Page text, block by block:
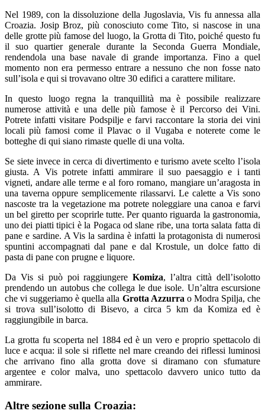
Nel 1989, con la dissoluzione della Jugoslavia, Vis fu annessa alla
Croazia. Josip Broz, più conosciuto come Tito, si nascose in una
delle grotte più famose del luogo, la Grotta di Tito, poiché questo fu
il suo quartier generale durante la Seconda Guerra Mondiale,
rendendola una base navale di grande importanza. Fino a quel
momento non era permesso entrare a nessuno che non fosse nato
sull’isola e qui si trovavano oltre 30 edifici a carattere militare.
In questo luogo regna la tranquillità ma è possibile realizzare
numerose attività e una delle più famose è il Percorso dei Vini.
Potrete infatti visitare Podspilje e farvi raccontare la storia dei vini
locali più famosi come il Plavac o il Vugaba e noterete come le
botteghe di qui siano rimaste quelle di una volta.
Se siete invece in cerca di divertimento e turismo avete scelto l’isola
giusta. A Vis potrete infatti ammirare il suo paesaggio e i tanti
vigneti, andare alle terme e al foro romano, mangiare un’aragosta in
una taverna oppure semplicemente rilassarvi. Le calette a Vis sono
nascoste tra la vegetazione ma potrete noleggiare una canoa e farvi
un bel giretto per scoprirle tutte. Per quanto riguarda la gastronomia,
uno dei piatti tipici è la Pogaca od slane ribe, una torta salata fatta di
pane e sardine. A Vis la sardina è infatti la protagonista di numerosi
spuntini accompagnati dal pane e dal Krostule, un dolce fatto di
pasta di pane con prugne e liquore.
Da Vis si può poi raggiungereKomiza, l’altra città dell’isolotto
prendendo un autobus che collega le due isole. Un’altra escursione
che vi suggeriamo è quella alla Grotta Azzurra o Modra Spilja, che
si trova sull’isolotto di Bisevo, a circa 5 km da Komiza ed è
raggiungibile in barca.
La grotta fu scoperta nel 1884 ed è un vero e proprio spettacolo di
luce e acqua: il sole si riflette nel mare creando dei riflessi luminosi
che arrivano fino alla grotta dove si diramano con sfumature
argentee e color malva, uno spettacolo davvero unico tutto da
ammirare.
Altre sezione sulla Croazia: